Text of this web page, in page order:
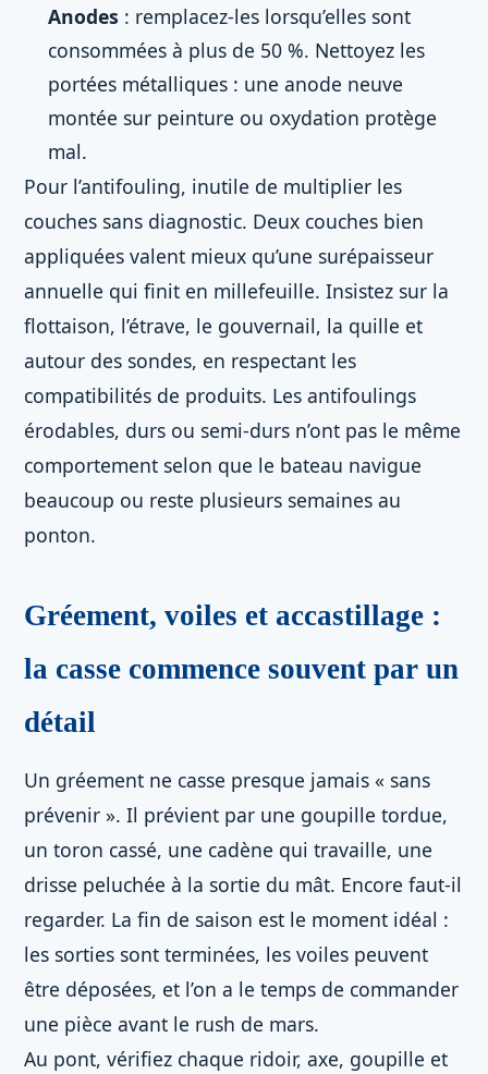
Anodes : remplacez-les lorsqu’elles sont
consommées à plus de 50 %. Nettoyez les
portées métalliques : une anode neuve
montée sur peinture ou oxydation protège
mal.
Pour l’antifouling, inutile de multiplier les
couches sans diagnostic. Deux couches bien
appliquées valent mieux qu’une surépaisseur
annuelle qui finit en millefeuille. Insistez sur la
flottaison, l’étrave, le gouvernail, la quille et
autour des sondes, en respectant les
compatibilités de produits. Les antifoulings
érodables, durs ou semi-durs n’ont pas le même
comportement selon que le bateau navigue
beaucoup ou reste plusieurs semaines au
ponton.
Gréement, voiles et accastillage :
la casse commence souvent par un
détail
Un gréement ne casse presque jamais « sans
prévenir ». Il prévient par une goupille tordue,
un toron cassé, une cadène qui travaille, une
drisse peluchée à la sortie du mât. Encore faut-il
regarder. La fin de saison est le moment idéal :
les sorties sont terminées, les voiles peuvent
être déposées, et l’on a le temps de commander
une pièce avant le rush de mars.
Au pont, vérifiez chaque ridoir, axe, goupille et